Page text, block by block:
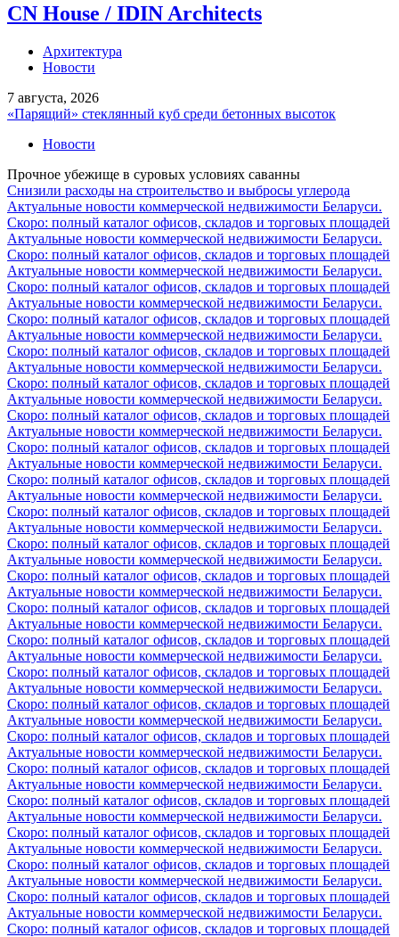
CN House / IDIN Architects
Архитектура
Новости
7 августа, 2026
«Парящий» стеклянный куб среди бетонных высоток
Новости
Прочное убежище в суровых условиях саванны
Снизили расходы на строительство и выбросы углерода
Актуальные новости коммерческой недвижимости Беларуси.
Скоро: полный каталог офисов, складов и торговых площадей
Актуальные новости коммерческой недвижимости Беларуси.
Скоро: полный каталог офисов, складов и торговых площадей
Актуальные новости коммерческой недвижимости Беларуси.
Скоро: полный каталог офисов, складов и торговых площадей
Актуальные новости коммерческой недвижимости Беларуси.
Скоро: полный каталог офисов, складов и торговых площадей
Актуальные новости коммерческой недвижимости Беларуси.
Скоро: полный каталог офисов, складов и торговых площадей
Актуальные новости коммерческой недвижимости Беларуси.
Скоро: полный каталог офисов, складов и торговых площадей
Актуальные новости коммерческой недвижимости Беларуси.
Скоро: полный каталог офисов, складов и торговых площадей
Актуальные новости коммерческой недвижимости Беларуси.
Скоро: полный каталог офисов, складов и торговых площадей
Актуальные новости коммерческой недвижимости Беларуси.
Скоро: полный каталог офисов, складов и торговых площадей
Актуальные новости коммерческой недвижимости Беларуси.
Скоро: полный каталог офисов, складов и торговых площадей
Актуальные новости коммерческой недвижимости Беларуси.
Скоро: полный каталог офисов, складов и торговых площадей
Актуальные новости коммерческой недвижимости Беларуси.
Скоро: полный каталог офисов, складов и торговых площадей
Актуальные новости коммерческой недвижимости Беларуси.
Скоро: полный каталог офисов, складов и торговых площадей
Актуальные новости коммерческой недвижимости Беларуси.
Скоро: полный каталог офисов, складов и торговых площадей
Актуальные новости коммерческой недвижимости Беларуси.
Скоро: полный каталог офисов, складов и торговых площадей
Актуальные новости коммерческой недвижимости Беларуси.
Скоро: полный каталог офисов, складов и торговых площадей
Актуальные новости коммерческой недвижимости Беларуси.
Скоро: полный каталог офисов, складов и торговых площадей
Актуальные новости коммерческой недвижимости Беларуси.
Скоро: полный каталог офисов, складов и торговых площадей
Актуальные новости коммерческой недвижимости Беларуси.
Скоро: полный каталог офисов, складов и торговых площадей
Актуальные новости коммерческой недвижимости Беларуси.
Скоро: полный каталог офисов, складов и торговых площадей
Актуальные новости коммерческой недвижимости Беларуси.
Скоро: полный каталог офисов, складов и торговых площадей
Актуальные новости коммерческой недвижимости Беларуси.
Скоро: полный каталог офисов, складов и торговых площадей
Актуальные новости коммерческой недвижимости Беларуси.
Скоро: полный каталог офисов, складов и торговых площадей